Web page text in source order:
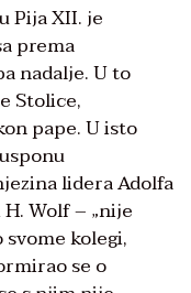
Pija XII. je
prema
nadalje. U to
Stolice,
pape. U isto
lidera Adolfa
Wolf – „nije
kolegi,
se o